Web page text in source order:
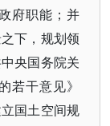
府职能；并
下，规划领
央国务院关
若干意见》
国土空间规